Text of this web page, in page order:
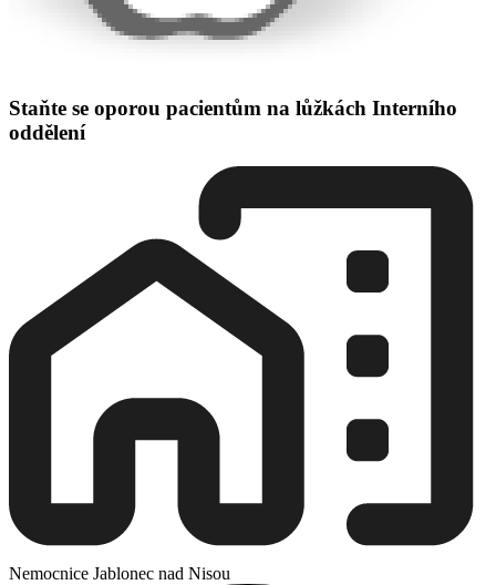
Staňte se oporou pacientům na lůžkách Interního
oddělení
Nemocnice Jablonec nad Nisou